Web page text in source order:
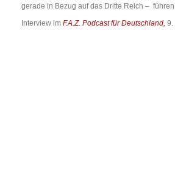
gerade in Bezug auf das Dritte Reich –
Interview im F.A.Z. Podcast für Deutschland, 9.